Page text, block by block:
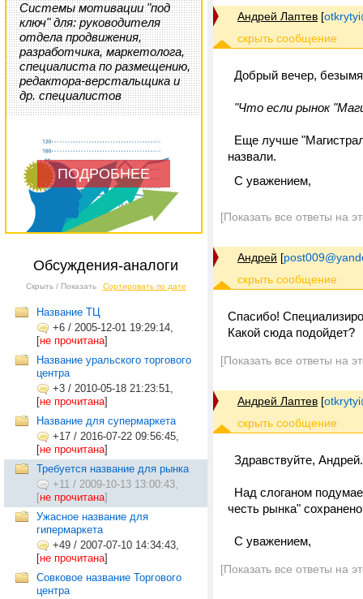
Системы мотивации "под
ключ" для: руководителя
отдела продвижения,
разработчика, маркетолога,
специалиста по размещению,
редактора-верстальщика и
др. специалистов
ПОДРОБНЕЕ
Обсуждения-аналоги
Скрыть / Показать Сортировать по дате
Название ТЦ
+6 / 2005-12-01 19:29:14,
[не прочитана]
Название уральского торгового
центра
+3 / 2010-05-18 21:23:51,
[не прочитана]
Название для супермаркета
+17 / 2016-07-22 09:56:45,
[не прочитана]
Требуется название для рынка
+11 / 2009-10-13 13:00:43,
[не прочитана]
Ужасное название для
гипермаркета
+49 / 2007-07-10 14:34:43,
[не прочитана]
Совковое название Торгового
центра
Андрей Лаптев [
Добрый вечер,
"Что если рынок
Еще лучше
назвали.
С уважением,
[Показать все ответы на
Андрей [
Спасибо!
Какой сюда подойдет?
[Показать все ответы на
Андрей Лаптев [
Здравствуйте, Андрей.
Над слоганом
честь рынка"
С уважением,
[Показать все ответы на